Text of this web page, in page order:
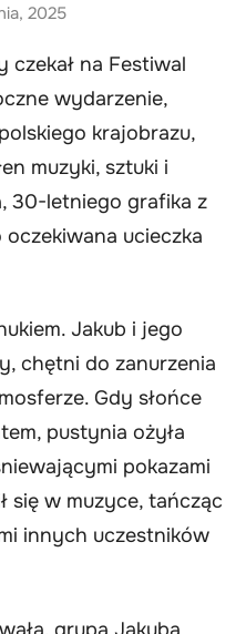
2025
czekał na Festiwal
wydarzenie,
krajobrazu,
muzyki, sztuki i
30-letniego grafika z
oczekiwana ucieczka
Jakub i jego
chętni do zanurzenia
Gdy słońce
pustynia ożyła
pokazami
się w muzyce, tańcząc
innych uczestników